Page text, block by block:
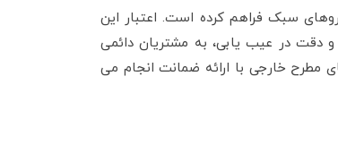
سبک فراهم کرده است. اعتبار این
دقت در عیب یابی، به مشتریان دائمی
مطرح خارجی با ارائه ضمانت انجام می